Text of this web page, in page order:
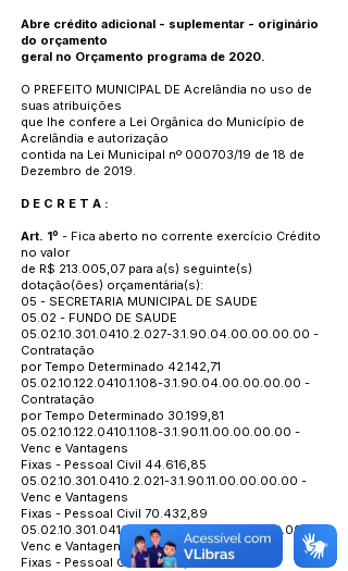
Abre crédito adicional - suplementar - originário
do orçamento
geral no Orçamento programa de 2020.
O PREFEITO MUNICIPAL DE Acrelândia no uso de
suas atribuições
que lhe confere a Lei Orgânica do Município de
Acrelândia e autorização
contida na Lei Municipal nº 000703/19 de 18 de
Dezembro de 2019.
D E C R E T A :
Art. 1º - Fica aberto no corrente exercício Crédito
no valor
de R$ 213.005,07 para a(s) seguinte(s)
dotação(ões) orçamentária(s):
05 - SECRETARIA MUNICIPAL DE SAUDE
05.02 - FUNDO DE SAUDE
05.02.10.301.0410.2.027-3.1.90.04.00.00.00.00 -
Contratação
por Tempo Determinado 42.142,71
05.02.10.122.0410.1.108-3.1.90.04.00.00.00.00 -
Contratação
por Tempo Determinado 30.199,81
05.02.10.122.0410.1.108-3.1.90.11.00.00.00.00 -
Venc e Vantagens
Fixas - Pessoal Civil 44.616,85
05.02.10.301.0410.2.021-3.1.90.11.00.00.00.00 -
Venc e Vantagens
Fixas - Pessoal Civil 70.432,89
05.02.10.301.0410.2.029
-3.1.90.11.00.00.00.00 -
Venc e Vantagens
Fixas - Pessoal Civil 25.612,81